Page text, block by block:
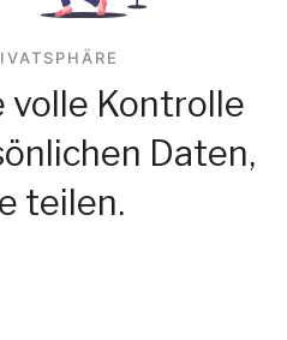
volle Kontrolle
Daten,
teilen.